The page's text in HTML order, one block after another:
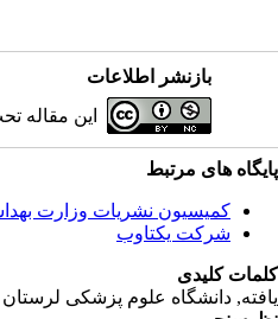
بازنشر اطلاعات
این مقاله
پایگاه های مرتبط
کمیسیون نشریات وزارت
شرکت یکتاوب
کلمات کلیدی
یافته, دانشگاه علوم پزشکی لرستان